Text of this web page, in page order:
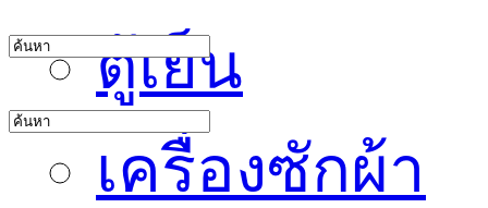
ตู้เย็น
เครื่องซักผ้า